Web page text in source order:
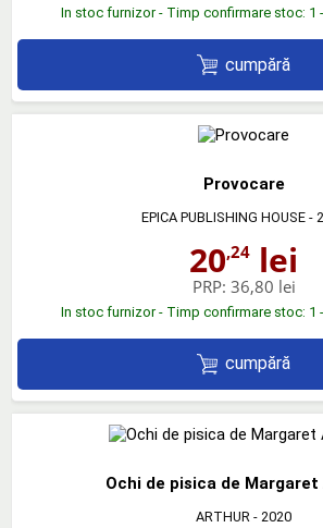
In stoc furnizor - Timp confirmare stoc: 1
cumpără
Provocare
EPICA PUBLISHING HOUSE-
20,24 lei
PRP: 36,80 lei
In stoc furnizor - Timp confirmare stoc: 1
cumpără
Ochi de pisica de Margaret
ARTHUR - 2020